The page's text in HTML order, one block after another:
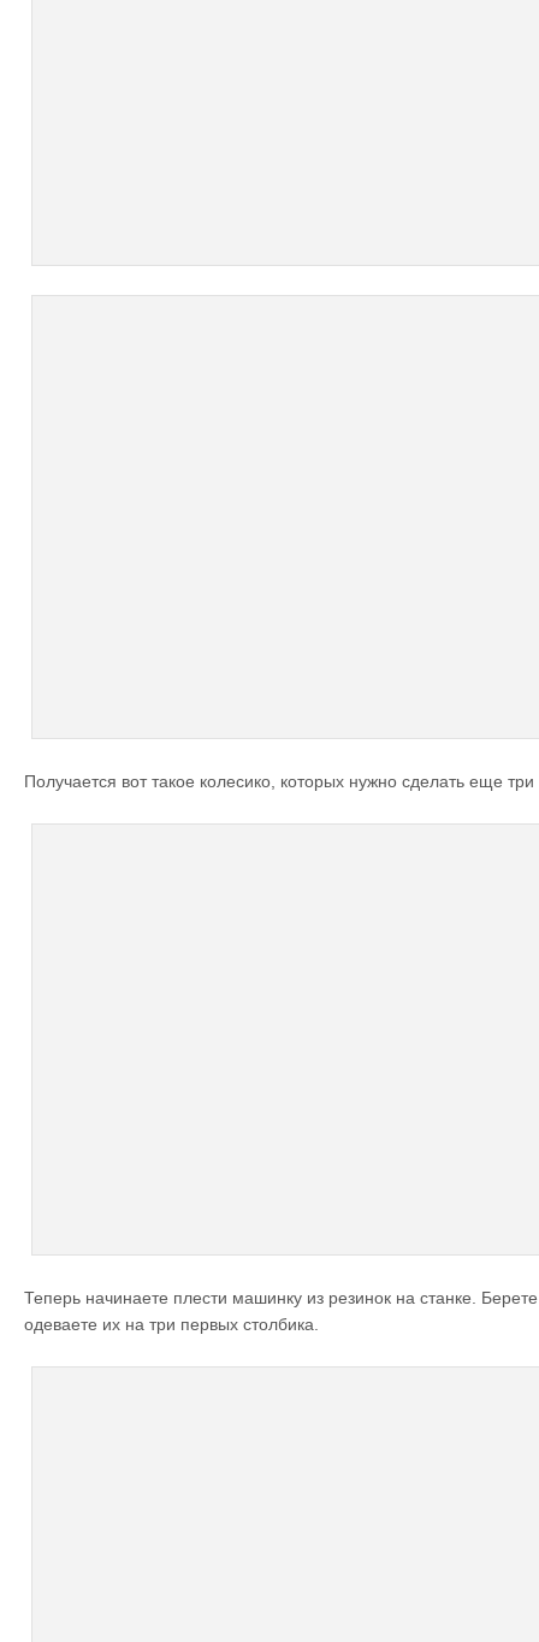
Получается вот такое колесико, которых нужно сделать еще три
Теперь начинаете плести машинку из резинок на станке.
одеваете их на три первых столбика.